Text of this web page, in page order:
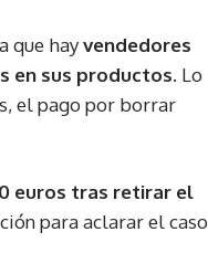
que hayvendedores
en sus productos. Lo
el pago por borrar
euros tras retirar el
para aclarar el caso